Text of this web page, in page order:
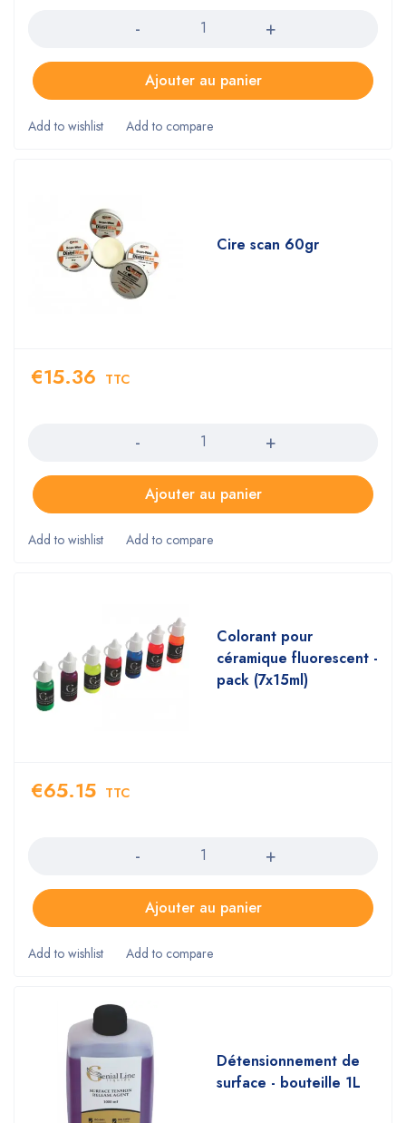
Ajouter au panier
Cire scan 60gr
€15.36 TTC
Ajouter au panier
Colorant pour
céramique fluorescent -
pack (7x15ml)
€65.15 TTC
Ajouter au panier
Détensionnement de
surface - bouteille 1L